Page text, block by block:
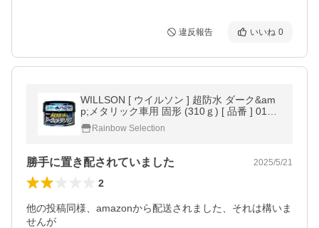
違反報告 いいね 0
WILLSON [ ウイルソン ] 超防水 ダーク&am
p;メタリック車用 固形 (310ｇ) [ 品番 ] 0110
3[HTRC 3]
Rainbow Selection
勝手に置き配されていました 2025/5/21
2
他の投稿同様、amazonから配送されました、それは構いま
せんが